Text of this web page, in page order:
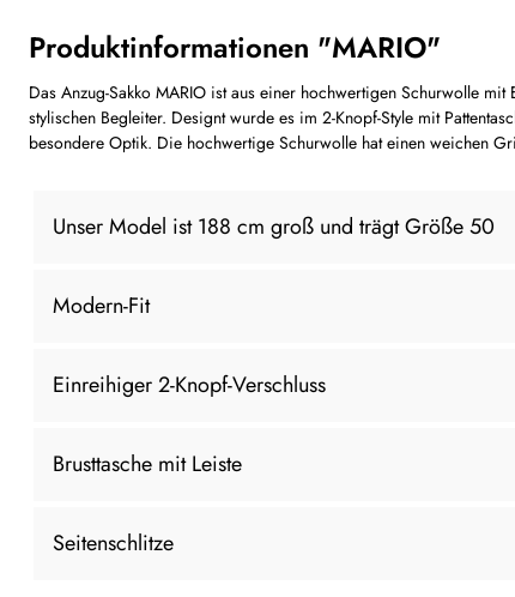
Produktinformationen "MARIO"
Das Anzug-Sakko MARIO ist aus einer hochwertigen Schurwolle
stylischen Begleiter. Designt wurde es im 2-Knopf-Style mit
besondere Optik. Die hochwertige Schurwolle hat einen weichen
Unser Model ist 188 cm groß und trägt Größe 50
Modern-Fit
Einreihiger 2-Knopf-Verschluss
Brusttasche mit Leiste
Seitenschlitze